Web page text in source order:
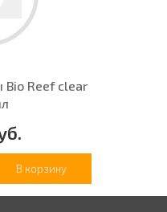
Bio Reef clear
В корзину